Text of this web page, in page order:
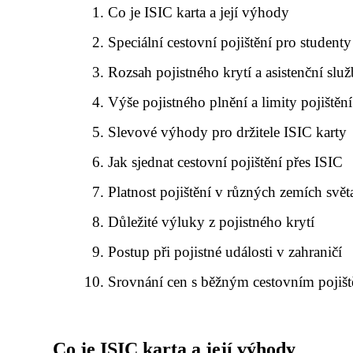
Co je ISIC karta a její výhody
Speciální cestovní pojištění pro
Rozsah pojistného krytí a asistenční
Výše pojistného plnění a limity pojištění
Slevové výhody pro držitele ISIC karty
Jak sjednat cestovní pojištění přes ISIC
Platnost pojištění v různých zemích
Důležité výluky z pojistného krytí
Postup při pojistné události v zahraničí
Srovnání cen s běžným cestovním